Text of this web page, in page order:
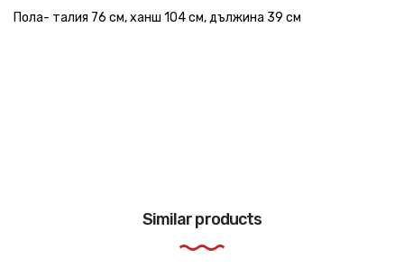
Пола- талия 76 см, ханш 104 см, дължина 39 см
Similar products